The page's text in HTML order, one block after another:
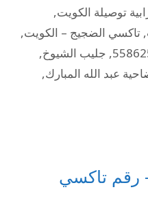
توصيلة الكويت,
, تاكسي الضجيج – الكويت,
, جليب الشيوخ,
عبد الله المبارك,
رقم تاكسي